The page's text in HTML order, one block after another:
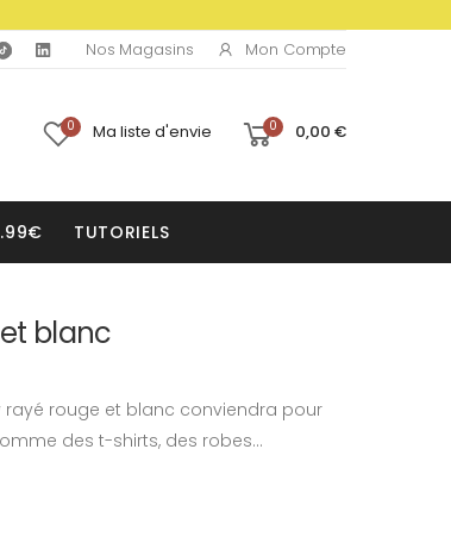
Nos Magasins Mon Compte
0 Ma liste d'envie 0 0,00 €
TUTORIELS
blanc
rayé rouge et blanc conviendra pour
des t-shirts, des robes...